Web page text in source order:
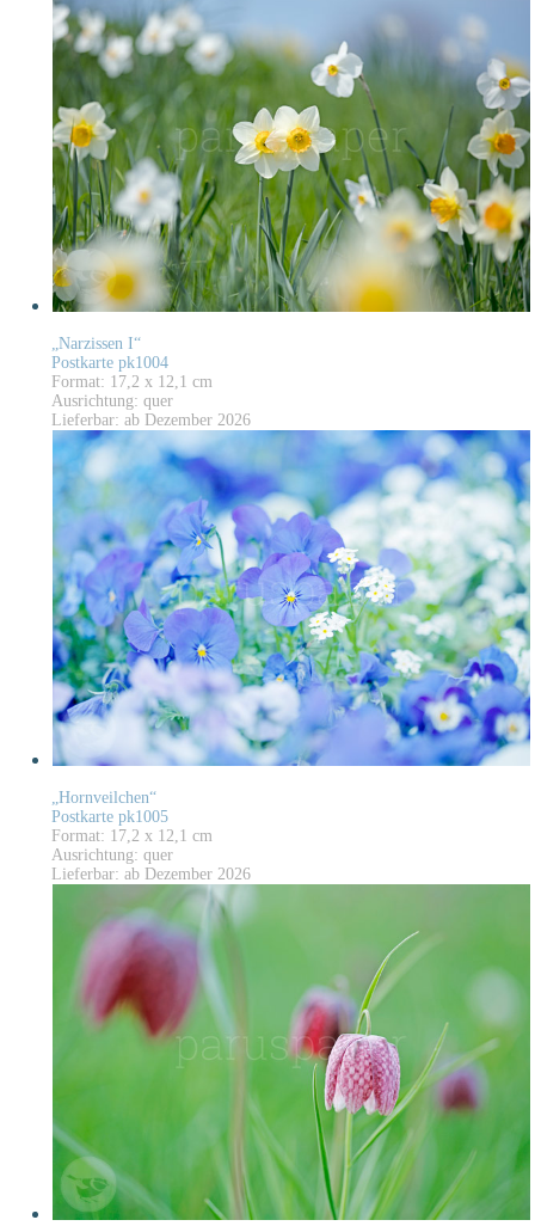
„Narzissen I“
Postkarte pk1004
Format: 17,2 x 12,1 cm
Ausrichtung: quer
Lieferbar: ab Dezember 2026
„Hornveilchen“
Postkarte pk1005
Format: 17,2 x 12,1 cm
Ausrichtung: quer
Lieferbar: ab Dezember 2026